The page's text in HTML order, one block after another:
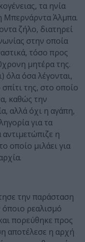
τα ηνία
Μπερνάρντα Άλμπα.
ζήλο, διατηρεί
στην οποία
τόσο προς
μητέρα της.
όλα όσα λέγονται,
της, στο οποίο
καθώς την
αλλά όχι η αγάπη,
για τα
η
οποίο μιλάει για
την παράσταση
ρεαλισμό
πορεύθηκε προς
αποτέλεσε η αρχή